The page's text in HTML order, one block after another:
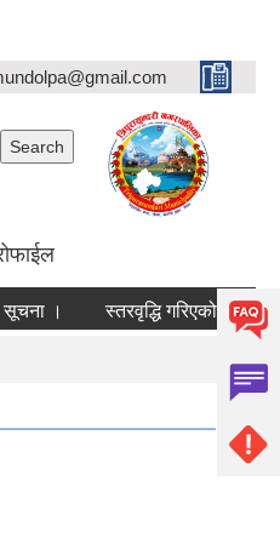
स्तरवृद्धि गरिएको सम्बन्धमा ।